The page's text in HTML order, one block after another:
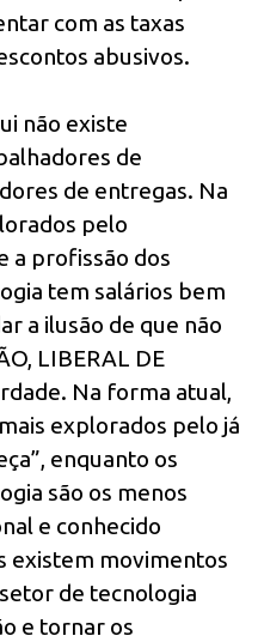
com as taxas
abusivos.
não existe
de
de entregas. Na
pelo
a profissão dos
tem salários bem
a ilusão de que não
LIBERAL DE
Na forma atual,
explorados pelo já
enquanto os
são os menos
e conhecido
existem movimentos
de tecnologia
e tornar os